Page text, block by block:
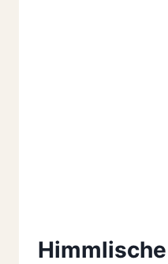
Himmlische